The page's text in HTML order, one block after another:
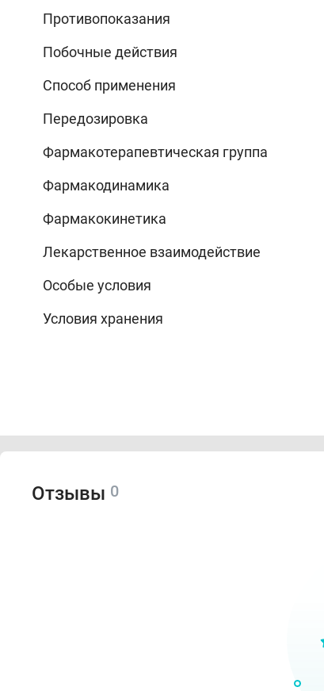
Противопоказания
Побочные действия
Способ применения
Передозировка
Фармакотерапевтическая группа
Фармакодинамика
Фармакокинетика
Лекарственное взаимодействие
Особые условия
Условия хранения
Отзывы 0